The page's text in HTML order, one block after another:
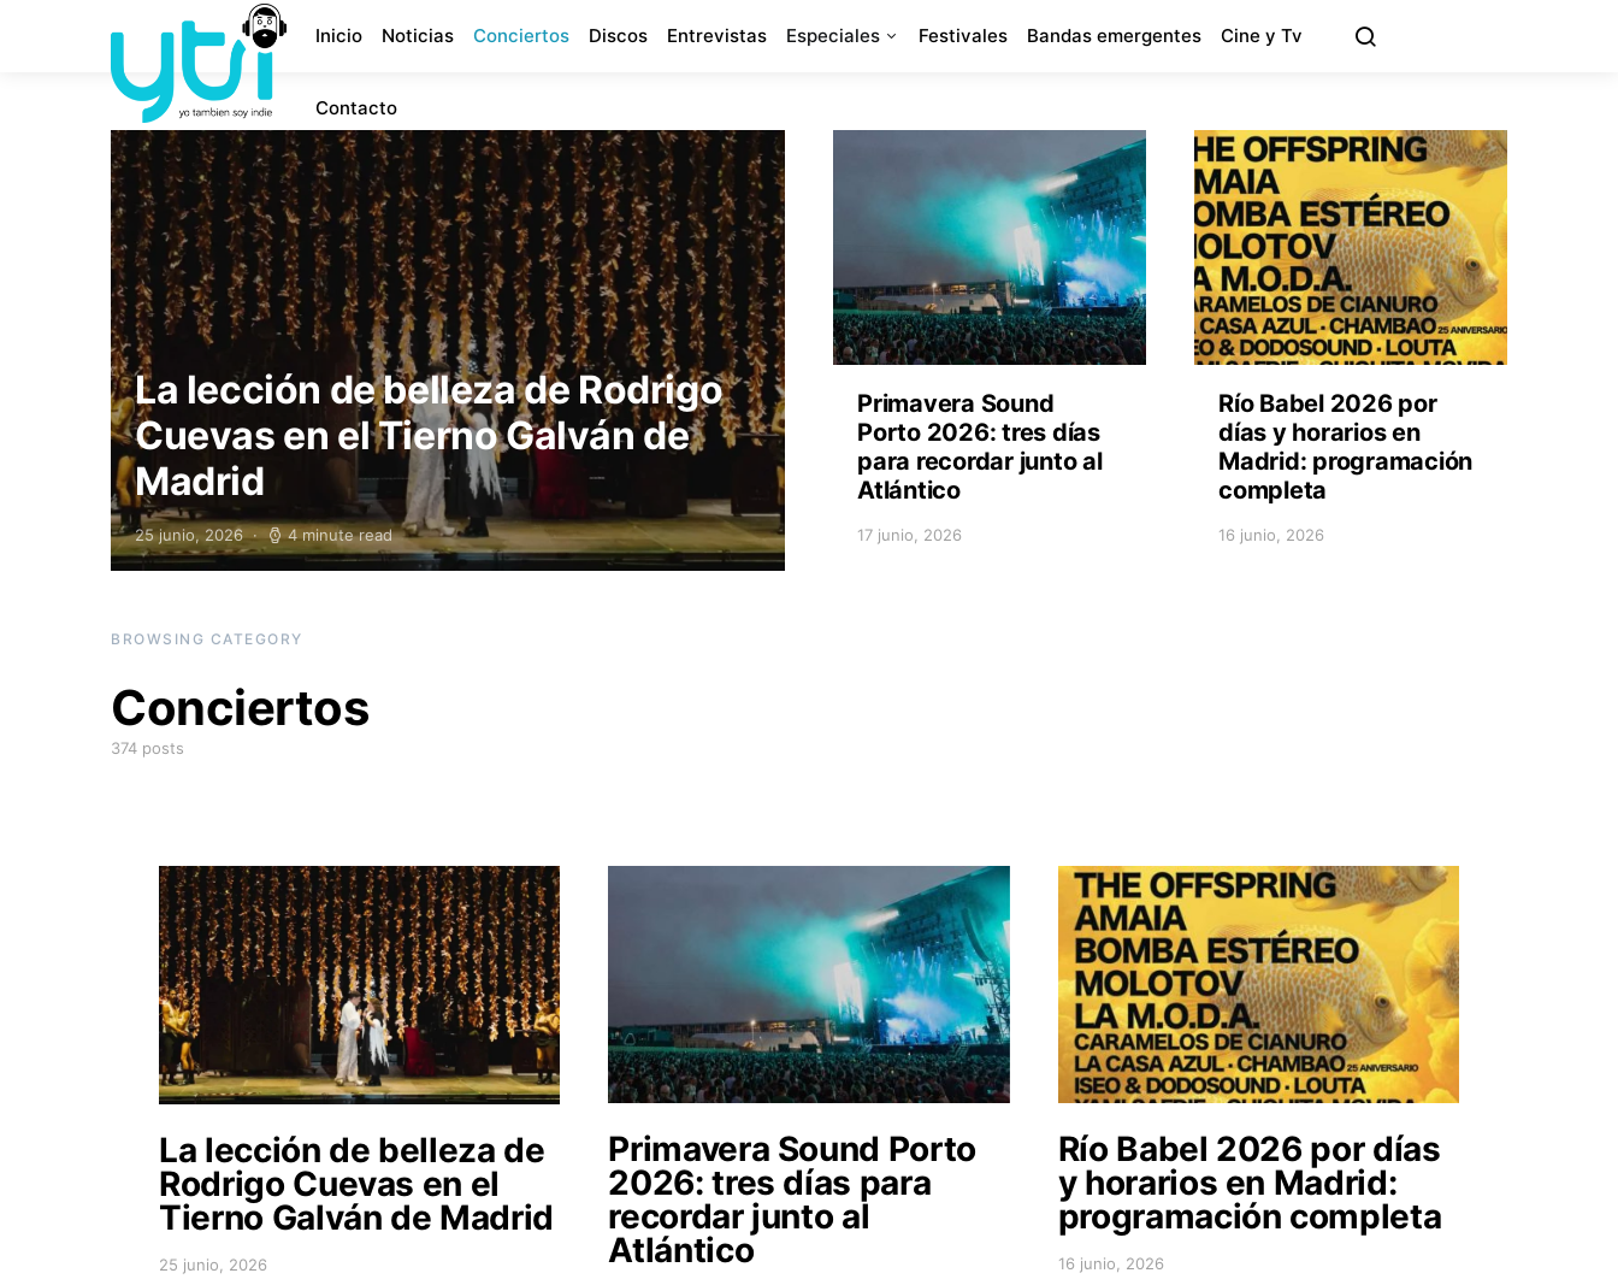
Inicio Noticias Conciertos Discos Entrevistas Especiales Festivales Bandas emergentes Cine y Tv
Contacto
La lección de belleza de Rodrigo
Cuevas en el Tierno Galván de
Madrid
Posted on
25 junio, 2026 4 minute read
Primavera Sound
Porto 2026: tres días
para recordar junto al
Atlántico
Posted on
17 junio, 2026
Río Babel 2026 por
días y horarios en
Madrid: programación
completa
Posted on
16 junio, 2026
BROWSING CATEGORY
Conciertos
374 posts
La lección de belleza de
Rodrigo Cuevas en el
Tierno Galván de Madrid
Posted on
25 junio, 2026
Primavera Sound Porto
2026: tres días para
recordar junto al
Atlántico
Río Babel 2026 por días
y horarios en Madrid:
programación completa
Posted on
16 junio, 2026